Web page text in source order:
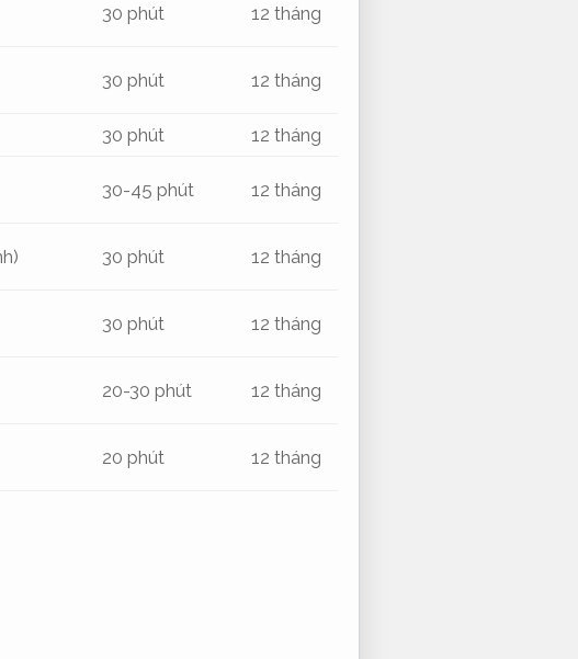
30 phút 12 tháng
30 phút 12 tháng
30 phút
12 tháng
30-45 phút 12 tháng
30 phút 12 tháng
30 phút 12 tháng
20-30 phút 12 tháng
20 phút 12 tháng